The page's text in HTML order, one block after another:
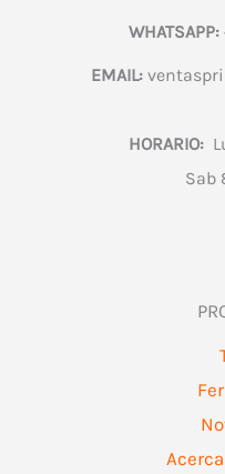
WHATSAPP:
EMAIL:
HORARIO:
Sab